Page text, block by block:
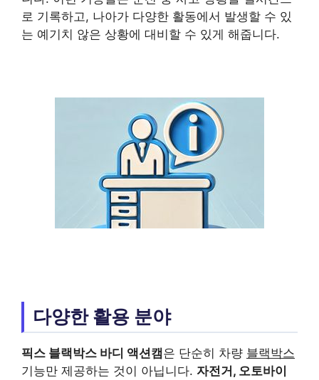
로 기록하고, 나아가 다양한 활동에서 발생할 수 있
는 예기치 않은 상황에 대비할 수 있게 해줍니다.
다양한 활용 분야
픽스 블랙박스 바디 액션캠은 단순히 차량 블랙박스
기능만 제공하는 것이 아닙니다. 자전거, 오토바이